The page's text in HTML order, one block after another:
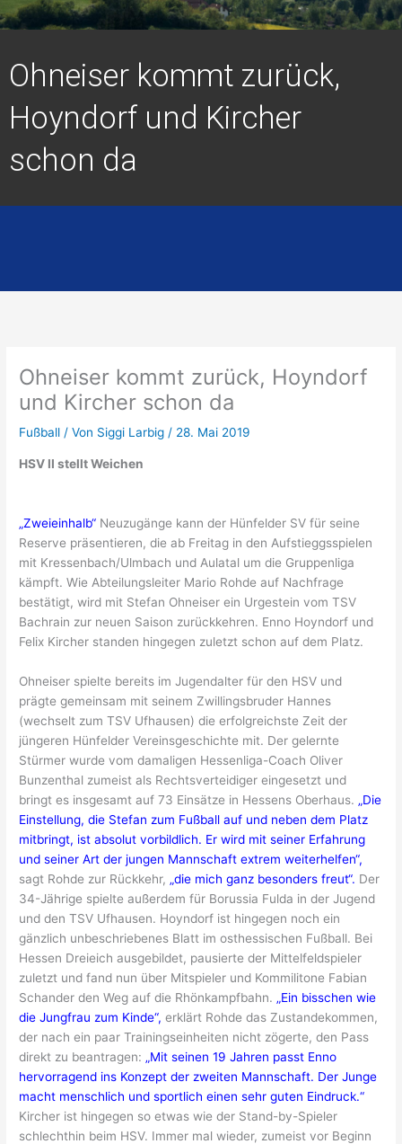
Ohneiser kommt zurück,
Hoyndorf und Kircher
schon da
Ohneiser kommt zurück, Hoyndorf
und Kircher schon da
Fußball / Von Siggi Larbig/ 28. Mai 2019
HSV II stellt Weichen
„Zweieinhalb“ Neuzugänge kann der Hünfelder SV für seine
Reserve präsentieren, die ab Freitag in den Aufstieggsspielen
mit Kressenbach/Ulmbach und Aulatal um die Gruppenliga
kämpft. Wie Abteilungsleiter Mario Rohde auf Nachfrage
bestätigt, wird mit Stefan Ohneiser ein Urgestein vom TSV
Bachrain zur neuen Saison zurückkehren. Enno Hoyndorf und
Felix Kircher standen hingegen zuletzt schon auf dem Platz.
Ohneiser spielte bereits im Jugendalter für den HSV und
prägte gemeinsam mit seinem Zwillingsbruder Hannes
(wechselt zum TSV Ufhausen) die erfolgreichste Zeit der
jüngeren Hünfelder Vereinsgeschichte mit. Der gelernte
Stürmer wurde vom damaligen Hessenliga-Coach Oliver
Bunzenthal zumeist als Rechtsverteidiger eingesetzt und
bringt es insgesamt auf 73 Einsätze in Hessens Oberhaus. „Die
Einstellung, die Stefan zum Fußball auf und neben dem Platz
mitbringt, ist absolut vorbildlich. Er wird mit seiner Erfahrung
und seiner Art der jungen Mannschaft extrem weiterhelfen“,
sagt Rohde zur Rückkehr, „die mich ganz besonders freut“. Der
34-Jährige spielte außerdem für Borussia Fulda in der Jugend
und den TSV Ufhausen. Hoyndorf ist hingegen noch ein
gänzlich unbeschriebenes Blatt im osthessischen Fußball. Bei
Hessen Dreieich ausgebildet, pausierte der Mittelfeldspieler
zuletzt und fand nun über Mitspieler und Kommilitone Fabian
Schander den Weg auf die Rhönkampfbahn. „Ein bisschen wie
die Jungfrau zum Kinde“, erklärt Rohde das Zustandekommen,
der nach ein paar Trainingseinheiten nicht zögerte, den Pass
direkt zu beantragen: „Mit seinen 19 Jahren passt Enno
hervorragend ins Konzept der zweiten Mannschaft. Der Junge
macht menschlich und sportlich einen sehr guten Eindruck.“
Kircher ist hingegen so etwas wie der Stand-by-Spieler
schlechthin beim HSV. Immer mal wieder, zumeist vor Beginn